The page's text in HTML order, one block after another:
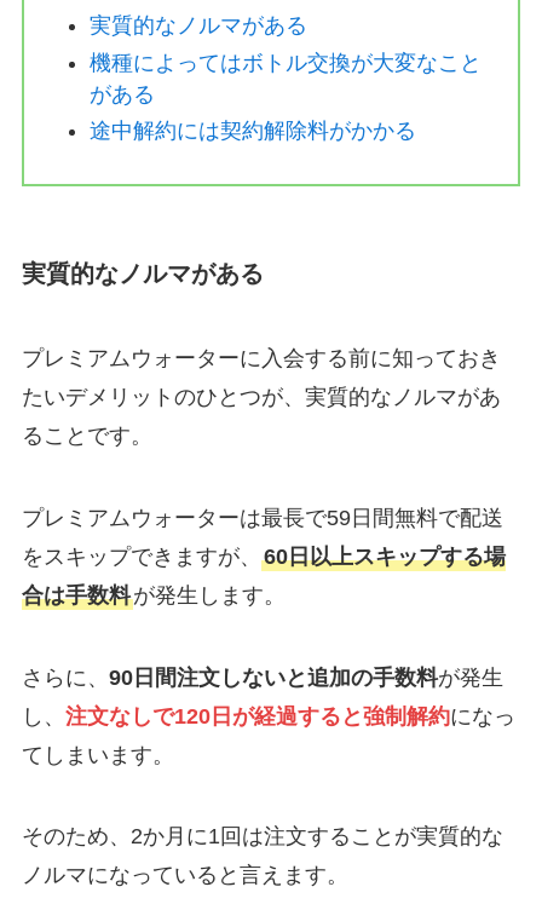
実質的なノルマがある
機種によってはボトル交換が大変なこと
がある
途中解約には契約解除料がかかる
実質的なノルマがある
プレミアムウォーターに入会する前に知っておき
たいデメリットのひとつが、実質的なノルマがあ
ることです。
プレミアムウォーターは最長で59日間無料で配送
をスキップできますが、 60日以上スキップする場
合は手数料が発生します。
さらに、 90日間注文しないと追加の手数料が発生
し、 注文なしで120日が経過すると強制解約になっ
てしまいます。
そのため、2か月に1回は注文することが実質的な
ノルマになっていると言えます。